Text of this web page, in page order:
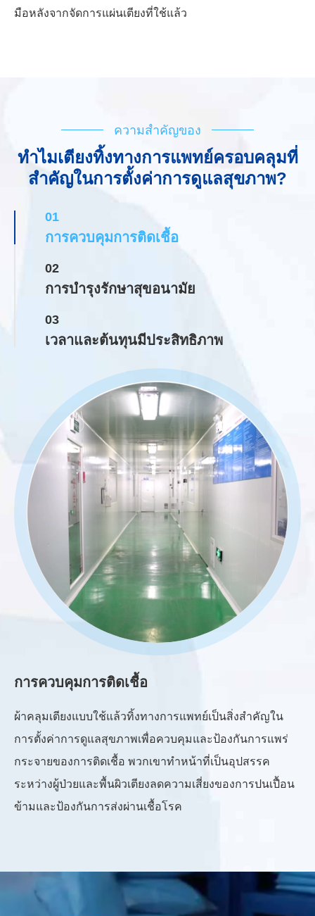
มือหลังจากจัดการแผ่นเตียงที่ใช้แล้ว
ความสำคัญของ
ทำไมเตียงทิ้งทางการแพทย์ครอบคลุมที่
สำคัญในการตั้งค่าการดูแลสุขภาพ?
01
การควบคุมการติดเชื้อ
02
การบำรุงรักษาสุขอนามัย
03
เวลาและต้นทุนมีประสิทธิภาพ
การควบคุมการติดเชื้อ
ผ้าคลุมเตียงแบบใช้แล้วทิ้งทางการแพทย์เป็นสิ่งสำคัญใน
การตั้งค่าการดูแลสุขภาพเพื่อควบคุมและป้องกันการแพร่
กระจายของการติดเชื้อ พวกเขาทำหน้าที่เป็นอุปสรรค
ระหว่างผู้ป่วยและพื้นผิวเตียงลดความเสี่ยงของการปนเปื้อน
ข้ามและป้องกันการส่งผ่านเชื้อโรค